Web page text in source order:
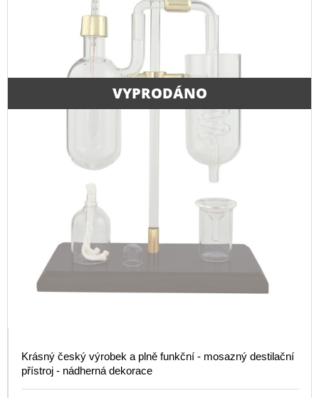
VYPRODÁNO
Krásný český výrobek a plně funkční - mosazný destilační
přístroj - nádherná dekorace